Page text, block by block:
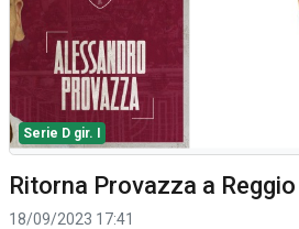
Serie D gir. I
Ritorna Provazza a
18/09/2023 17:41